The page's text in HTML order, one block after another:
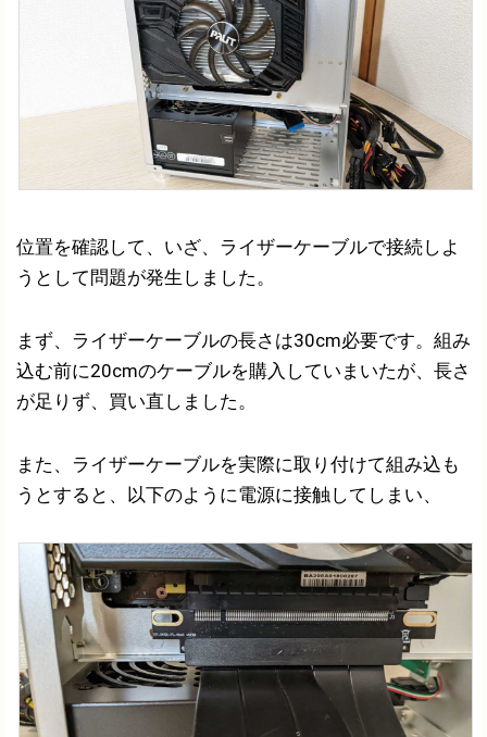
位置を確認して、いざ、ライザーケーブルで接続しよ
うとして問題が発生しました。
まず、ライザーケーブルの長さは30cm必要です。組み
込む前に20cmのケーブルを購入していまいたが、長さ
が足りず、買い直しました。
また、ライザーケーブルを実際に取り付けて組み込も
うとすると、以下のように電源に接触してしまい、